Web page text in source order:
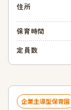
住所
保育時間
定員数
企業主導型保育園